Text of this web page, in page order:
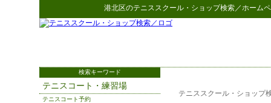
港北区のテニススクール・ショップ検索／ホーム
テニススクール・ショップ
検索キーワード
テニスコート・練習場
テニスコート予約